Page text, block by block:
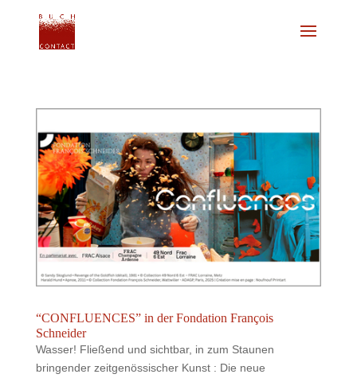
“CONFLUENCES” in der Fondation François
Schneider
Wasser! Fließend und sichtbar, in zum Staunen
bringender zeitgenössischer Kunst : Die neue